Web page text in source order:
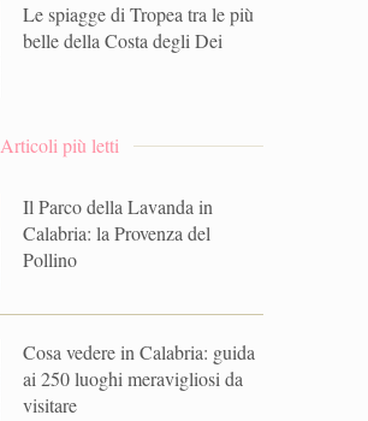
Le spiagge di Tropea tra le più
belle della Costa degli Dei
Articoli più letti
Il Parco della Lavanda in
Calabria: la Provenza del
Pollino
Cosa vedere in Calabria: guida
ai 250 luoghi meravigliosi da
visitare